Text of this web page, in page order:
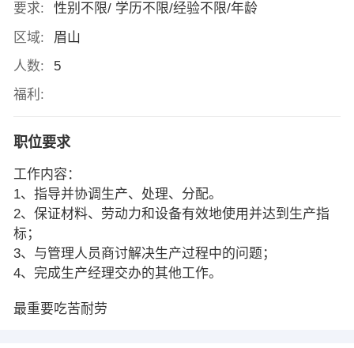
要求:
性别不限/ 学历不限/经验不限/年龄
区域:
眉山
人数:
5
福利:
职位要求
工作内容：
1、指导并协调生产、处理、分配。
2、保证材料、劳动力和设备有效地使用并达到生产指
标；
3、与管理人员商讨解决生产过程中的问题；
4、完成生产经理交办的其他工作。
最重要吃苦耐劳